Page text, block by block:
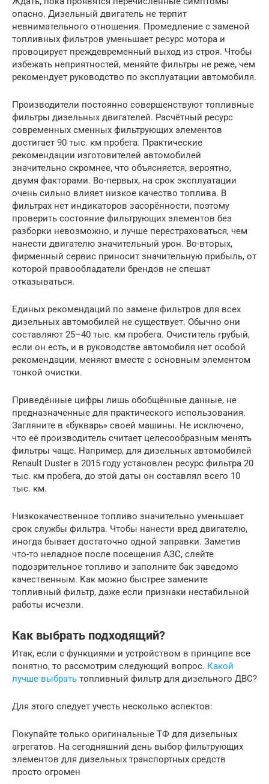
опасно. Дизельный двигатель не терпит
невнимательного отношения. Промедление с заменой
топливных фильтров уменьшает ресурс мотора и
провоцирует преждевременный выход из строя. Чтобы
избежать неприятностей, меняйте фильтры не реже, чем
рекомендует руководство по эксплуатации автомобиля.
Производители постоянно совершенствуют топливные
фильтры дизельных двигателей. Расчётный ресурс
современных сменных фильтрующих элементов
достигает 90 тыс. км пробега. Практические
рекомендации изготовителей автомобилей
значительно скромнее, что объясняется, вероятно,
двумя факторами. Во-первых, на срок эксплуатации
очень сильно влияет низкое качество топлива. В
фильтрах нет индикаторов засорённости, поэтому
проверить состояние фильтрующих элементов без
разборки невозможно, и лучше перестраховаться, чем
нанести двигателю значительный урон. Во-вторых,
фирменный сервис приносит значительную прибыль, от
которой правообладатели брендов не спешат
отказываться.
Единых рекомендаций по замене фильтров для всех
дизельных автомобилей не существует. Обычно они
составляют 25–40 тыс. км пробега. Очиститель грубый,
если он есть, и в руководстве автомобиля нет особой
рекомендации, меняют вместе с основным элементом
тонкой очистки.
Приведённые цифры лишь обобщённые данные, не
предназначенные для практического использования.
Загляните в «букварь» своей машины. Не исключено,
что её производитель считает целесообразным менять
фильтры чаще. Например, для дизельных автомобилей
Renault Duster в 2015 году установлен ресурс фильтра 20
тыс. км пробега, до этой даты он составлял всего 10
тыс. км.
Низкокачественное топливо значительно уменьшает
срок службы фильтра. Чтобы нанести вред двигателю,
иногда бывает достаточно одной заправки. Заметив
что-то неладное после посещения АЗС, слейте
подозрительное топливо и заполните бак заведомо
качественным. Как можно быстрее замените
топливный фильтр, даже если признаки нестабильной
работы исчезли.
Как выбрать подходящий?
Итак, если с функциями и устройством в принципе все
понятно, то рассмотрим следующий вопрос. Какой
лучше выбрать топливный фильтр для дизельного ДВС?
Для этого следует учесть несколько аспектов:
Покупайте только оригинальные ТФ для дизельных
агрегатов. На сегодняшний день выбор фильтрующих
элементов для дизельных транспортных средств
просто огромен